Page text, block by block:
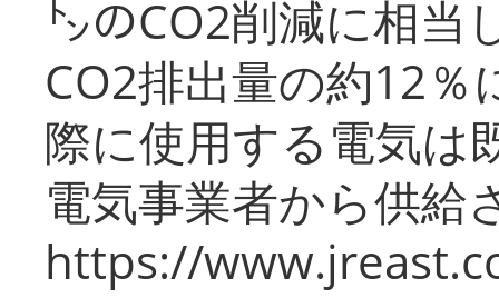
㌧のCO2削減に相当
CO2排出量の約12％
際に使用する電気は
電気事業者から供給
https://